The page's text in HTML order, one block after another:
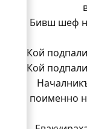
Бивш шеф
Кой
поименно
Кой
поименно